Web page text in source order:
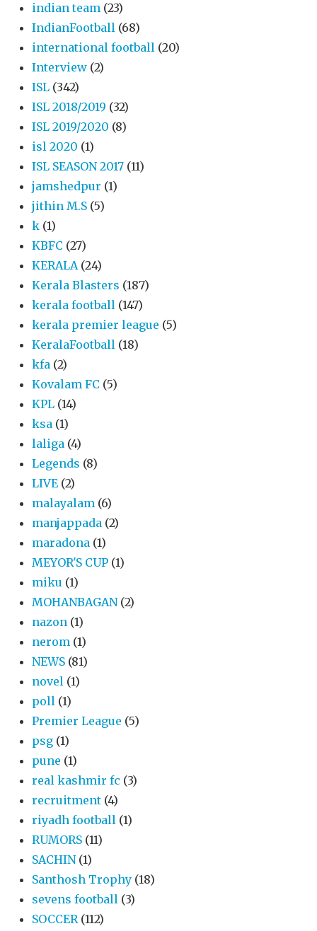
indian team (23)
IndianFootball (68)
international football (20)
Interview (2)
ISL (342)
ISL 2018/2019 (32)
ISL 2019/2020 (8)
isl 2020 (1)
ISL SEASON 2017 (11)
jamshedpur (1)
jithin M.S (5)
k (1)
KBFC (27)
KERALA (24)
Kerala Blasters (187)
kerala football (147)
kerala premier league (5)
KeralaFootball (18)
kfa (2)
Kovalam FC (5)
KPL (14)
ksa (1)
laliga (4)
Legends (8)
LIVE (2)
malayalam (6)
manjappada (2)
maradona (1)
MEYOR'S CUP (1)
miku (1)
MOHANBAGAN (2)
nazon (1)
nerom (1)
NEWS (81)
novel (1)
poll (1)
Premier League (5)
psg (1)
pune (1)
real kashmir fc (3)
recruitment (4)
riyadh football (1)
RUMORS (11)
SACHIN (1)
Santhosh Trophy (18)
sevens football (3)
SOCCER (112)